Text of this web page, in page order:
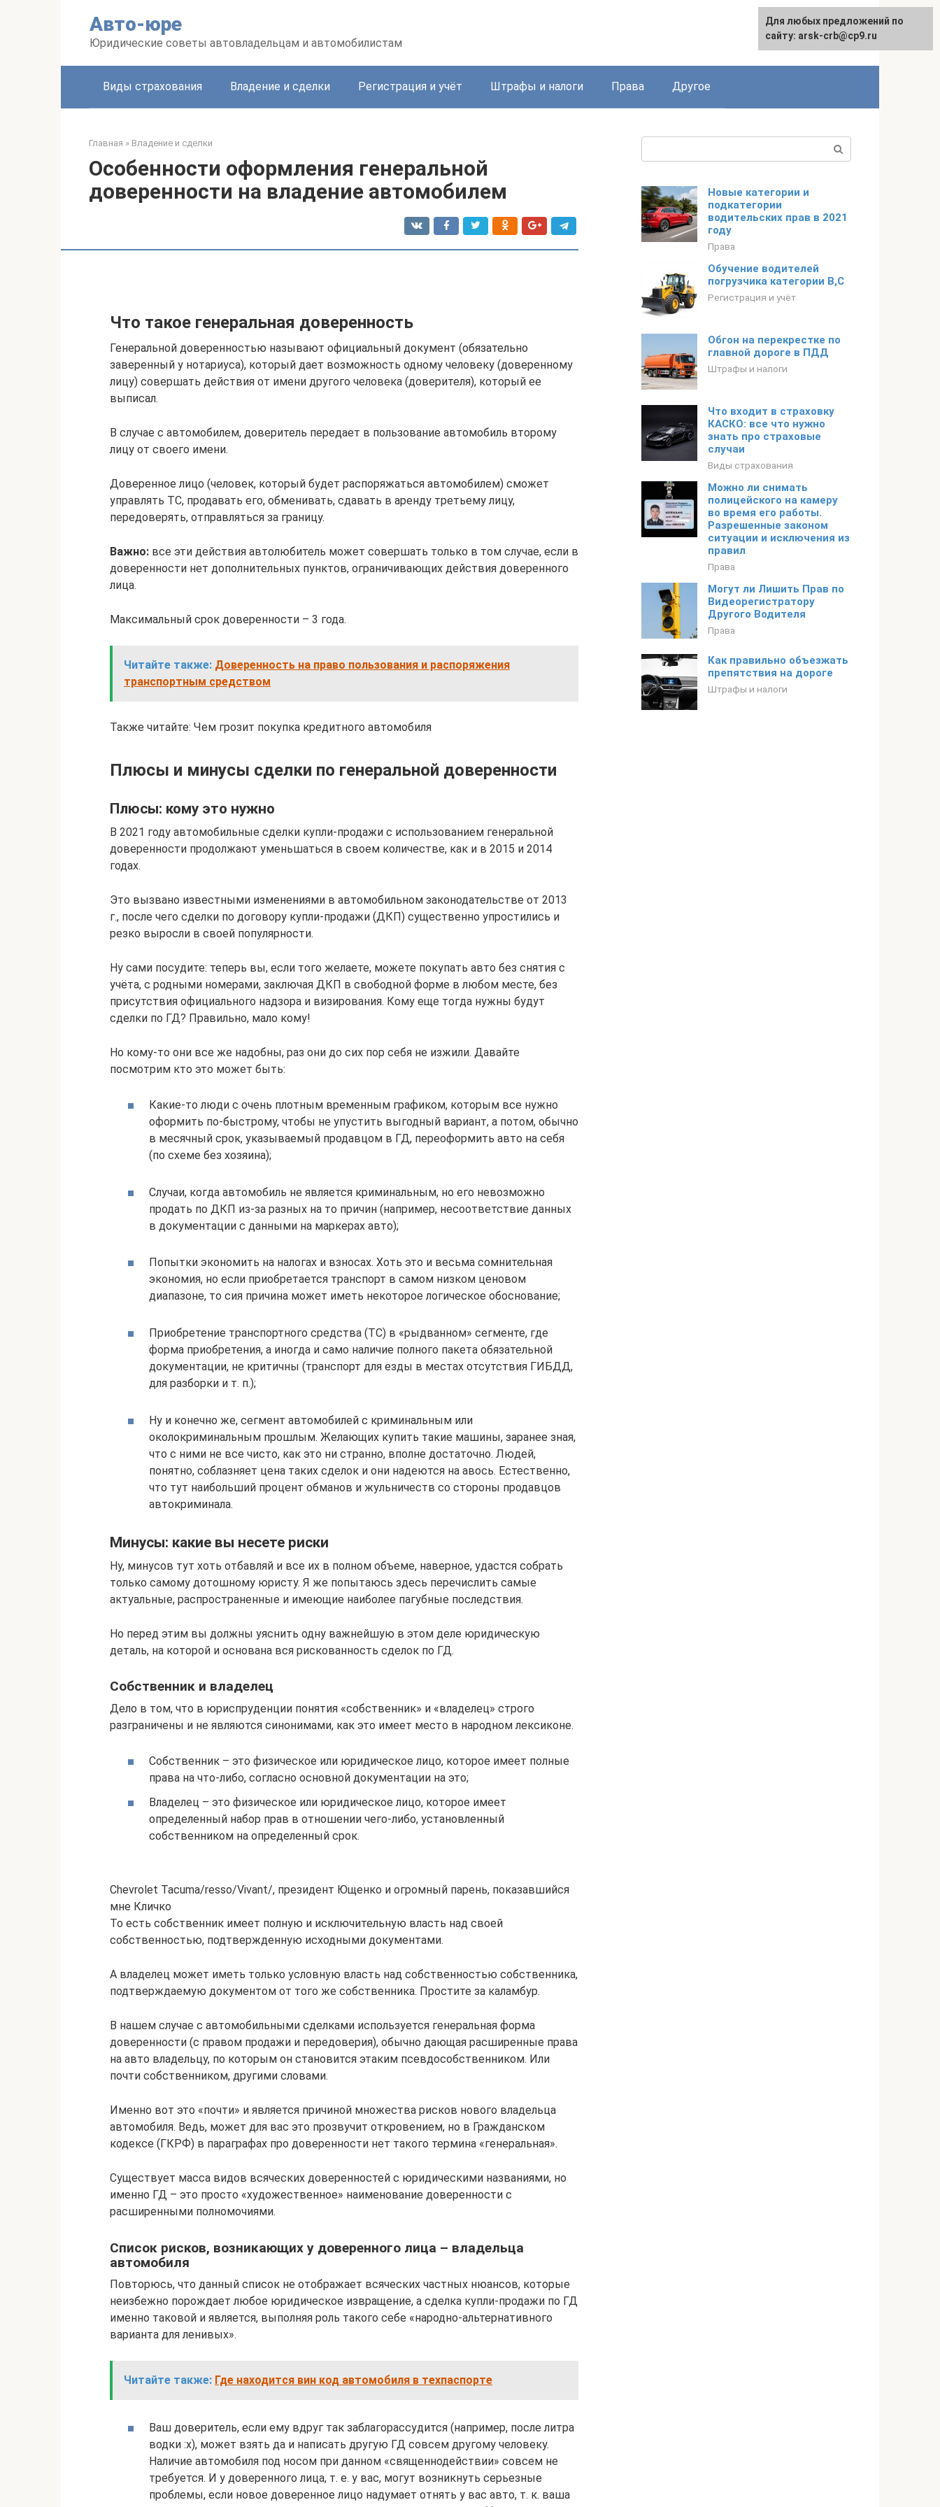
Авто-юре
Юридические советы автовладельцам и автомобилистам
Виды страхования Владение и сделки Регистрация и учёт Штрафы и налоги Права Другое
Главная » Владение и сделки
Особенности оформления генеральной
доверенности на владение автомобилем
Что такое генеральная доверенность
Генеральной доверенностью называют официальный документ (обязательно
заверенный у нотариуса), который дает возможность одному человеку (доверенному
лицу) совершать действия от имени другого человека (доверителя), который ее
выписал.
В случае с автомобилем, доверитель передает в пользование автомобиль второму
лицу от своего имени.
Доверенное лицо (человек, который будет распоряжаться автомобилем) сможет
управлять ТС, продавать его, обменивать, сдавать в аренду третьему лицу,
передоверять, отправляться за границу.
Важно: все эти действия автолюбитель может совершать только в том случае, если в
доверенности нет дополнительных пунктов, ограничивающих действия доверенного
лица.
Максимальный срок доверенности – 3 года.
Читайте также: Доверенность на право пользования и распоряжения
транспортным средством
Также читайте: Чем грозит покупка кредитного автомобиля
Плюсы и минусы сделки по генеральной доверенности
Плюсы: кому это нужно
В 2021 году автомобильные сделки купли-продажи с использованием генеральной
доверенности продолжают уменьшаться в своем количестве, как и в 2015 и 2014
годах.
Это вызвано известными изменениями в автомобильном законодательстве от 2013
г., после чего сделки по договору купли-продажи (ДКП) существенно упростились и
резко выросли в своей популярности.
Ну сами посудите: теперь вы, если того желаете, можете покупать авто без снятия с
учёта, с родными номерами, заключая ДКП в свободной форме в любом месте, без
присутствия официального надзора и визирования. Кому еще тогда нужны будут
сделки по ГД? Правильно, мало кому!
Но кому-то они все же надобны, раз они до сих пор себя не изжили. Давайте
посмотрим кто это может быть:
Какие-то люди с очень плотным временным графиком, которым все нужно
оформить по-быстрому, чтобы не упустить выгодный вариант, а потом, обычно
в месячный срок, указываемый продавцом в ГД, переоформить авто на себя
(по схеме без хозяина);
Случаи, когда автомобиль не является криминальным, но его невозможно
продать по ДКП из-за разных на то причин (например, несоответствие данных
в документации с данными на маркерах авто);
Попытки экономить на налогах и взносах. Хоть это и весьма сомнительная
экономия, но если приобретается транспорт в самом низком ценовом
диапазоне, то сия причина может иметь некоторое логическое обоснование;
Приобретение транспортного средства (ТС) в «рыдванном» сегменте, где
форма приобретения, а иногда и само наличие полного пакета обязательной
документации, не критичны (транспорт для езды в местах отсутствия ГИБДД,
для разборки и т. п.);
Ну и конечно же, сегмент автомобилей с криминальным или
околокриминальным прошлым. Желающих купить такие машины, заранее зная,
что с ними не все чисто, как это ни странно, вполне достаточно. Людей,
понятно, соблазняет цена таких сделок и они надеются на авось. Естественно,
что тут наибольший процент обманов и жульничеств со стороны продавцов
автокриминала.
Минусы: какие вы несете риски
Ну, минусов тут хоть отбавляй и все их в полном объеме, наверное, удастся собрать
только самому дотошному юристу. Я же попытаюсь здесь перечислить самые
актуальные, распространенные и имеющие наиболее пагубные последствия.
Но перед этим вы должны уяснить одну важнейшую в этом деле юридическую
деталь, на которой и основана вся рискованность сделок по ГД.
Собственник и владелец
Дело в том, что в юриспруденции понятия «собственник» и «владелец» строго
разграничены и не являются синонимами, как это имеет место в народном лексиконе.
Собственник – это физическое или юридическое лицо, которое имеет полные
права на что-либо, согласно основной документации на это;
Владелец – это физическое или юридическое лицо, которое имеет
определенный набор прав в отношении чего-либо, установленный
собственником на определенный срок.
Chevrolet Tacuma/resso/Vivant/, президент Ющенко и огромный парень, показавшийся
мне Кличко
То есть собственник имеет полную и исключительную власть над своей
собственностью, подтвержденную исходными документами.
А владелец может иметь только условную власть над собственностью собственника,
подтверждаемую документом от того же собственника. Простите за каламбур.
В нашем случае с автомобильными сделками используется генеральная форма
доверенности (с правом продажи и передоверия), обычно дающая расширенные права
на авто владельцу, по которым он становится этаким псевдособственником. Или
почти собственником, другими словами.
Именно вот это «почти» и является причиной множества рисков нового владельца
автомобиля. Ведь, может для вас это прозвучит откровением, но в Гражданском
кодексе (ГКРФ) в параграфах про доверенности нет такого термина «генеральная».
Существует масса видов всяческих доверенностей с юридическими названиями, но
именно ГД – это просто «художественное» наименование доверенности с
расширенными полномочиями.
Список рисков, возникающих у доверенного лица – владельца
автомобиля
Повторюсь, что данный список не отображает всяческих частных нюансов, которые
неизбежно порождает любое юридическое извращение, а сделка купли-продажи по ГД
именно таковой и является, выполняя роль такого себе «народно-альтернативного
варианта для ленивых».
Читайте также: Где находится вин код автомобиля в техпаспорте
Ваш доверитель, если ему вдруг так заблагорассудится (например, после литра
водки :x), может взять да и написать другую ГД совсем другому человеку.
Наличие автомобиля под носом при данном «священнодействии» совсем не
требуется. И у доверенного лица, т. е. у вас, могут возникнуть серьезные
проблемы, если новое доверенное лицо надумает отнять у вас авто, т. к. ваша
Новые категории и
подкатегории
водительских прав в 2021
году
Права
Обучение водителей
погрузчика категории B,C
Регистрация и учёт
Обгон на перекрестке по
главной дороге в ПДД
Штрафы и налоги
Что входит в страховку
КАСКО: все что нужно
знать про страховые
случаи
Виды страхования
Можно ли снимать
полицейского на камеру
во время его работы.
Разрешенные законом
ситуации и исключения из
правил
Права
Могут ли Лишить Прав по
Видеорегистратору
Другого Водителя
Права
Как правильно объезжать
препятствия на дороге
Штрафы и налоги
Для любых предложений по
сайту: arsk-crb@cp9.ru